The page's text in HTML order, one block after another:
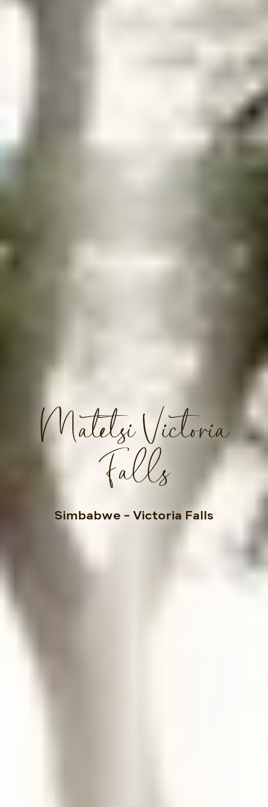
Matetsi Victoria
Falls
Simbabwe – Victoria Falls